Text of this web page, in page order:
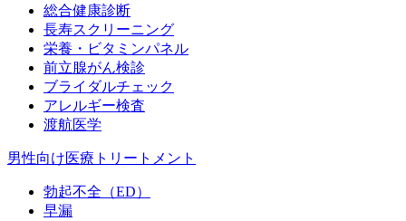
総合健康診断
長寿スクリーニング
栄養・ビタミンパネル
前立腺がん検診
ブライダルチェック
アレルギー検査
渡航医学
男性向け医療トリートメント
勃起不全（ED）
早漏